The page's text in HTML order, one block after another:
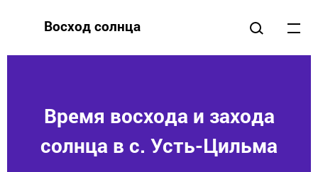
Восход солнца
Время восхода и захода
солнца в с. Усть-Цильма